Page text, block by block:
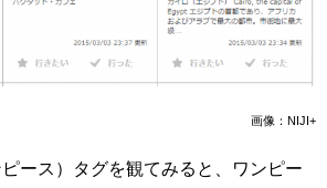
画像：NIJI+
ース）タグを観てみると、ワンピー